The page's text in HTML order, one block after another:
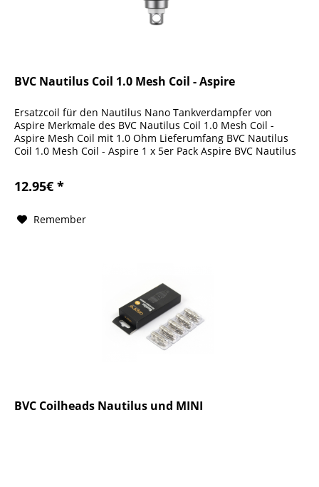
BVC Nautilus Coil 1.0 Mesh Coil - Aspire
Ersatzcoil für den Nautilus Nano Tankverdampfer von
Aspire Merkmale des BVC Nautilus Coil 1.0 Mesh Coil -
Aspire Mesh Coil mit 1.0 Ohm Lieferumfang BVC Nautilus
Coil 1.0 Mesh Coil - Aspire 1 x 5er Pack Aspire BVC Nautilus
12.95€ *
Remember
BVC Coilheads Nautilus und MINI